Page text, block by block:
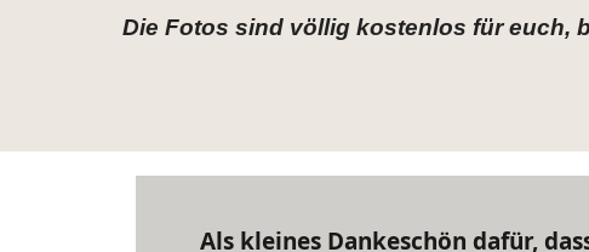
Die Fotos sind völlig kostenlos für euch,
Als kleines Dankeschön dafür,